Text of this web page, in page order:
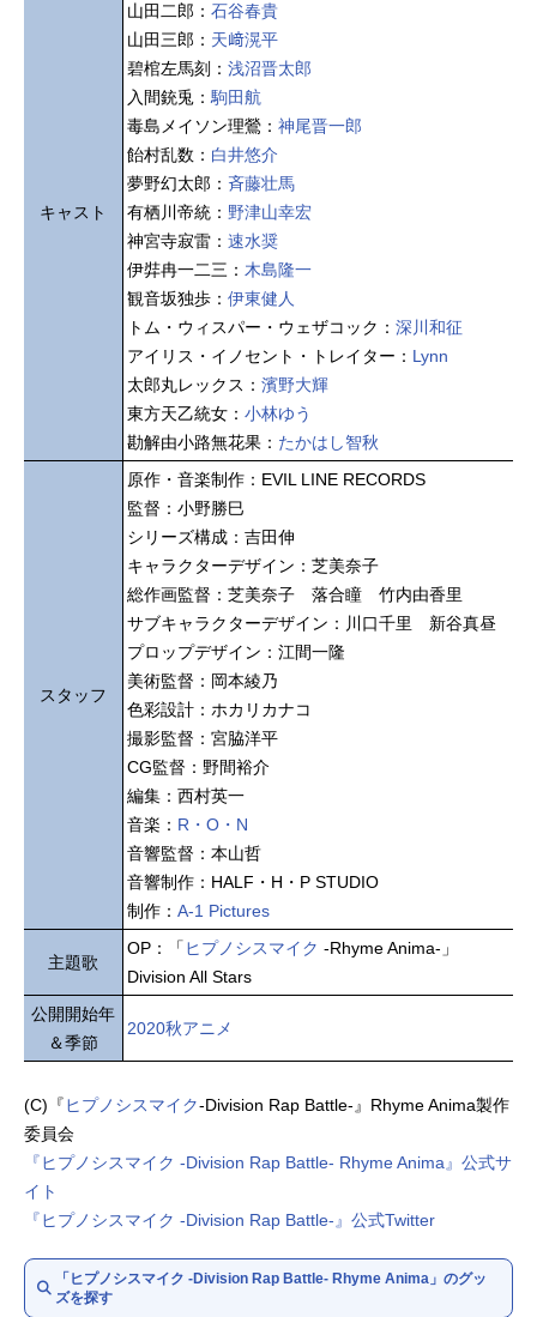
キャスト
山田二郎： 石谷春貴
山田三郎： 天﨑滉平
碧棺左馬刻： 浅沼晋太郎
入間銃兎： 駒田航
毒島メイソン理鶯： 神尾晋一郎
飴村乱数： 白井悠介
夢野幻太郎： 斉藤壮馬
有栖川帝統： 野津山幸宏
神宮寺寂雷： 速水奨
伊弉冉一二三： 木島隆一
観音坂独歩： 伊東健人
トム・ウィスパー・ウェザコック： 深川和征
アイリス・イノセント・トレイター： Lynn
太郎丸レックス： 濱野大輝
東方天乙統女： 小林ゆう
勘解由小路無花果： たかはし智秋
スタッフ
原作・音楽制作：EVIL LINE RECORDS
監督：小野勝巳
シリーズ構成：吉田伸
キャラクターデザイン：芝美奈子
総作画監督：芝美奈子 落合瞳 竹内由香里
サブキャラクターデザイン：川口千里 新谷真昼
プロップデザイン：江間一隆
美術監督：岡本綾乃
色彩設計：ホカリカナコ
撮影監督：宮脇洋平
CG監督：野間裕介
編集：西村英一
音楽： R・O・N
音響監督：本山哲
音響制作：HALF・H・P STUDIO
制作： A-1 Pictures
主題歌
OP：「 ヒプノシスマイク -Rhyme Anima-」
Division All Stars
公開開始年
＆季節
2020秋アニメ
(C)『ヒプノシスマイク-Division Rap Battle-』Rhyme Anima製作
委員会
『ヒプノシスマイク -Division Rap Battle- Rhyme Anima』公式サ
イト
『ヒプノシスマイク -Division Rap Battle-』公式Twitter
「ヒプノシスマイク -Division Rap Battle- Rhyme Anima」のグッ
ズを探す